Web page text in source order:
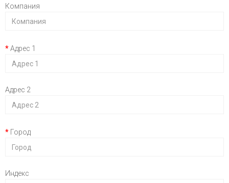
Компания
Адрес 1
Адрес 2
Город
Индекс